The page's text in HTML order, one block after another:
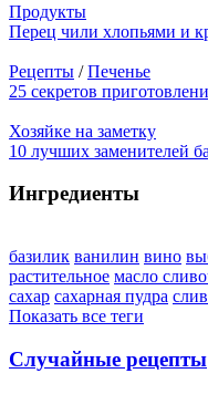
Продукты
Перец чили хлопьями и
Рецепты /Печенье
25 секретов
Хозяйке на заметку
10 лучших заменителей
Ингредиенты
базилик ванилин вино
растительное масло
сахар сахарная пудра
Показать все теги
Случайные рецепты